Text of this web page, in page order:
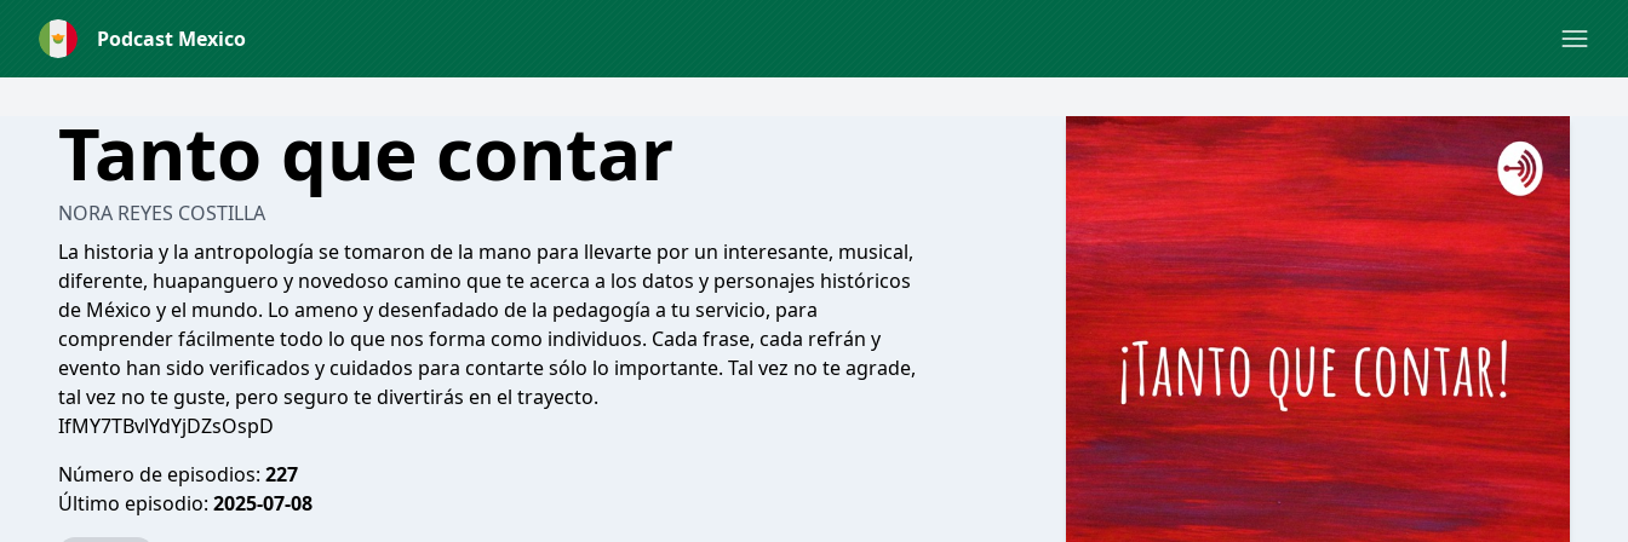
Podcast Mexico
Tanto que contar
NORA REYES COSTILLA
La historia y la antropología se tomaron de la mano para llevarte por un interesante, musical,
diferente, huapanguero y novedoso camino que te acerca a los datos y personajes históricos
de México y el mundo. Lo ameno y desenfadado de la pedagogía a tu servicio, para
comprender fácilmente todo lo que nos forma como individuos. Cada frase, cada refrán y
evento han sido verificados y cuidados para contarte sólo lo importante. Tal vez no te agrade,
tal vez no te guste, pero seguro te divertirás en el trayecto.
IfMY7TBvlYdYjDZsOspD
Número de episodios: 227
Último episodio: 2025-07-08